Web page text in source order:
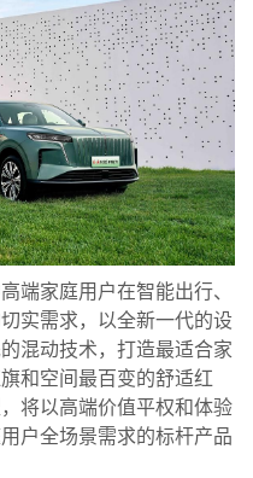
端家庭用户在智能出行、
实需求，以全新一代的设
混动技术，打造最适合家
和空间最百变的舒适红
将以高端价值平权和体验
户全场景需求的标杆产品